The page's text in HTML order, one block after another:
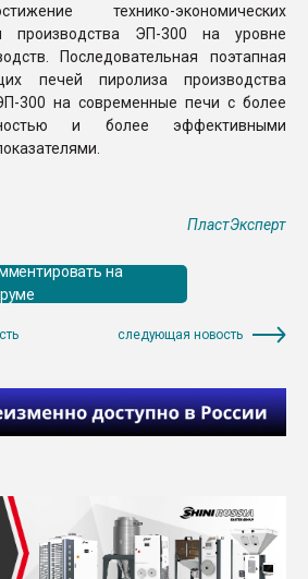
технико-экономических
производства ЭП-300 на уровне
Последовательная поэтапная
печей пиролиза производства
300 на современные печи с более
и более эффективными
ПластЭксперт
на
следующая новость